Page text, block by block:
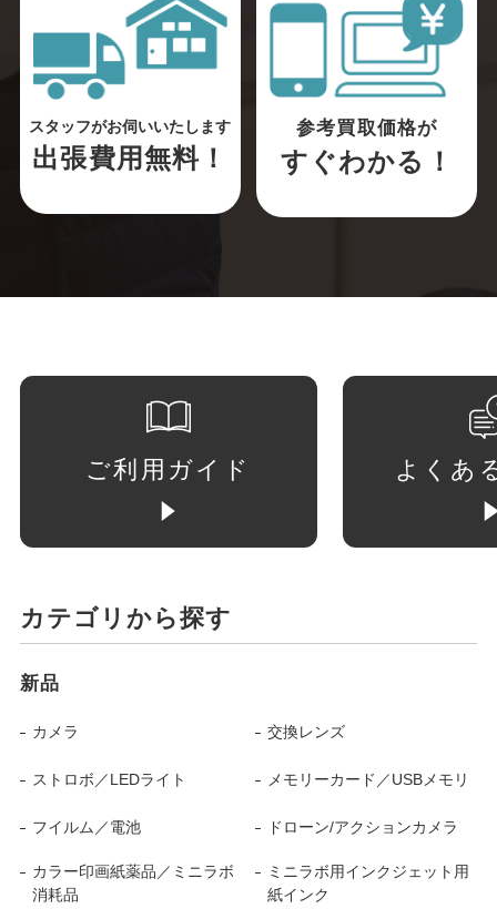
スタッフがお伺いいたします
出張費用無料！
参考買取価格が
すぐわかる！
ご利用ガイド よくあ
カテゴリから探す
新品
カメラ 交換レンズ
ストロボ／LEDライト メモリーカード／USBメモリ
フイルム／電池 ドローン/アクションカメラ
カラー印画紙薬品／ミニラボ
消耗品
ミニラボ用インクジェット用
紙インク